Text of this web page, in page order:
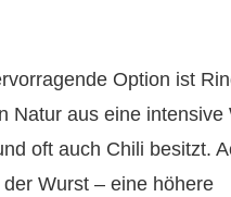
Option ist
Natur aus eine intensive
oft auch Chili besitzt.
Wurst – eine höhere